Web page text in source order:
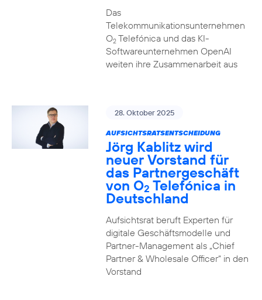
Das
Telekommunikationsunternehmen
O2Telefónica und das KI-
Softwareunternehmen OpenAI
weiten ihre Zusammenarbeit aus
28. Oktober 2025
AUFSICHTSRATSENTSCHEIDUNG
Jörg Kablitz wird
neuer Vorstand für
das Partnergeschäft
von O2 Telefónica in
Deutschland
Aufsichtsrat beruft Experten für
digitale Geschäftsmodelle und
Partner-Management als „Chief
Partner & Wholesale Officer“ in den
Vorstand